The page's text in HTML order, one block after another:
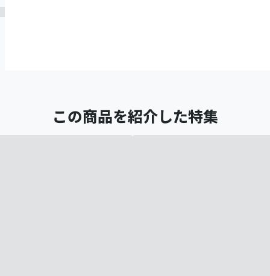
この商品を紹介した特集